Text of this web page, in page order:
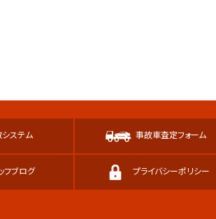
ステム 事故車査定フォーム
フブログ プライバシーポリシー